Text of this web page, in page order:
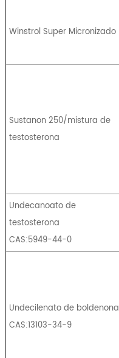
Winstrol Super Micronizado
Sustanon 250/mistura de
testosterona
Undecanoato de
testosterona
CAS:5949-44-0
Undecilenato de boldenona
CAS:13103-34-9